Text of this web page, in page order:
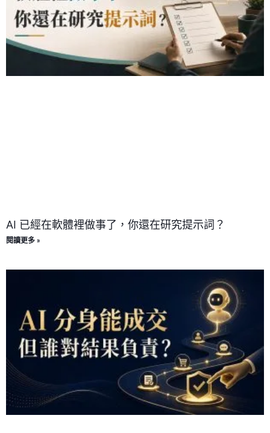
AI 已經在軟體裡做事了，你還在研究提示詞？
閱讀更多 »